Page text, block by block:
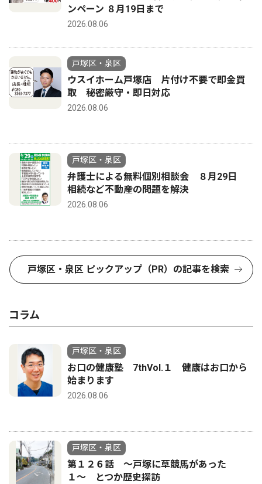
ンペーン ８月19日まで
2026.08.06
戸塚区・泉区
ウスイホーム戸塚店 片付け不要で即金買
取 秘密厳守・即日対応
2026.08.06
戸塚区・泉区
弁護士による無料個別相談会 ８月29日
相続など不動産の問題を解決
2026.08.06
戸塚区・泉区 ピックアップ（PR）の記事を検索
コラム
戸塚区・泉区
お口の健康塾 7thVol.１ 健康はお口から
始まります
2026.08.06
戸塚区・泉区
第１２６話 〜戸塚に草競馬があった
１〜 とつか歴史探訪